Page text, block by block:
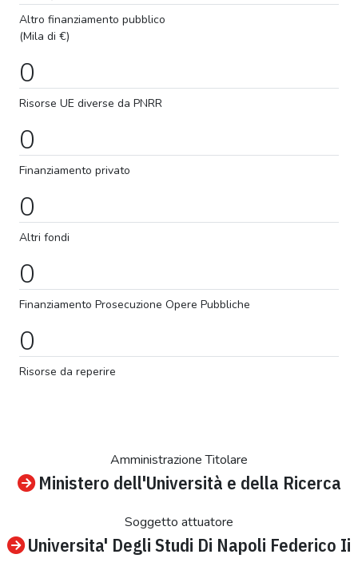
Altro finanziamento pubblico
(Mila di €)
0
Risorse UE diverse da PNRR
0
Finanziamento privato
0
Altri fondi
0
Finanziamento Prosecuzione Opere Pubbliche
0
Risorse da reperire
Amministrazione Titolare
Ministero dell'Università e della Ricerca
Soggetto attuatore
Universita' Degli Studi Di Napoli Federico Ii